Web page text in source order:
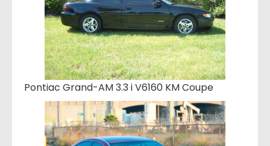
Pontiac Grand-AM 3.3 i V6160 KM Coupe